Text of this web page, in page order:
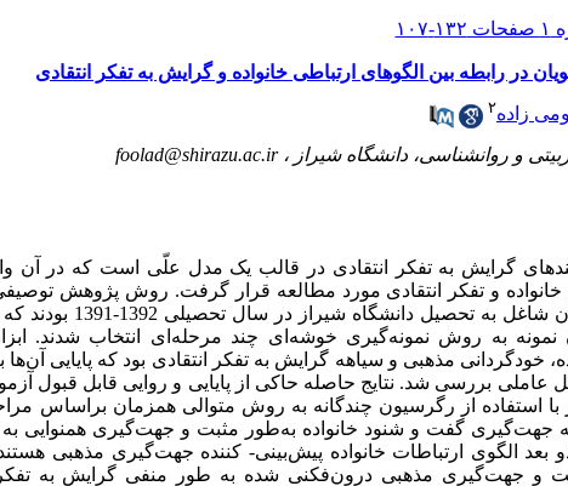
رابطه بین الگوهای ارتباطی خانواده و گرایش به تفکر انتقادی
زاده۲
foolad@shirazu.ac.ir
گرایش به تفکر انتقادی در قالب یک مدل علّی است که در آن
خانواده و تفکر انتقادی مورد مطالعه قرار گرفت. روش پژوهش
گیری خوشه ای چند مرحله ای انتخاب شدند.
خودگردانی مذهبی و سیاهه گرایش به تفکر انتقادی بود که پایایی آنها
عاملی بررسی شد. نتایج حاصله حاکی از پایایی و روایی قابل قبول
استفاده از رگرسیون چندگانه به روش متوالی همزمان براساس
جهتگیری گفت و شنود خانواده به‌طور مثبت و جهتگیری همنوایی
بعد الگوی ارتباطات خانواده پیشبینی- کننده جهتگیری مذهبی
و جهتگیری مذهبی درونفکنی شده به طور منفی گرایش به تفکر